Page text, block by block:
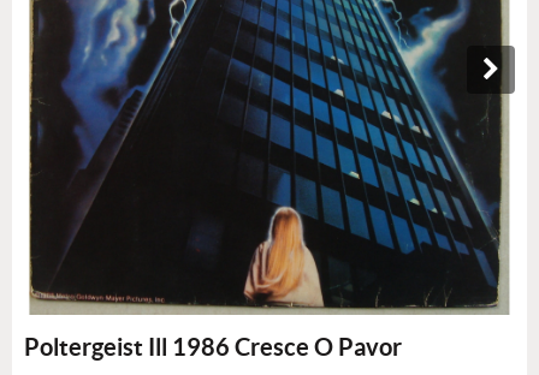
Poltergeist Ill 1986 Cresce O Pavor